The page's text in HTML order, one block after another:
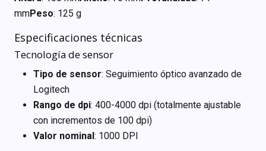
mmPeso: 125 g
Especificaciones técnicas
Tecnología de sensor
Tipo de sensor: Seguimiento óptico avanzado de
Logitech
Rango de dpi: 400-4000 dpi (totalmente ajustable
con incrementos de 100 dpi)
Valor nominal: 1000 DPI